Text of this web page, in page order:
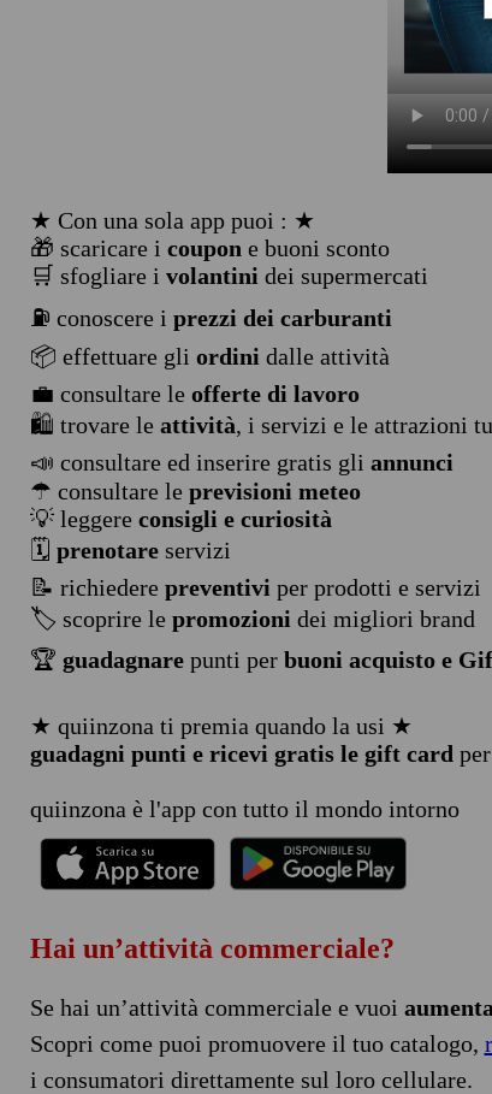
★ Con una sola app puoi : ★
🎁 scaricare i coupon e buoni sconto
🛒 sfogliare i volantini dei supermercati
⛽ conoscere i prezzi dei carburanti
📦 effettuare gli ordini dalle attività
💼 consultare le offerte di lavoro
🛍️ trovare le attività, i servizi e le attrazioni
📣 consultare ed inserire gratis gli annunci
☂ consultare le previsioni meteo
💡 leggere consigli e curiosità
🗓️ prenotareservizi
📝 richiedere preventivi per prodotti e servizi
🏷️ scoprire le promozioni dei migliori brand
🏆 guadagnarepunti per buoni acquisto e
★ quiinzona ti premia quando la usi ★
guadagni punti e ricevi gratis le gift card
quiinzona è l'app con tutto il mondo intorno
Hai un’attività commerciale?
Se hai un’attività commerciale e vuoi
Scopri come puoi promuovere il tuo catalogo,
i consumatori direttamente sul loro cellulare.